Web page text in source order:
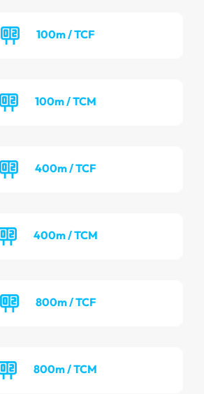
100m / TCF
100m / TCM
400m / TCF
400m / TCM
800m / TCF
800m / TCM